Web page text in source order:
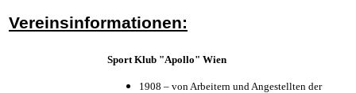
Vereinsinformationen:
Sport Klub "Apollo" Wien
1908 – von Arbeitern und Angestellten der